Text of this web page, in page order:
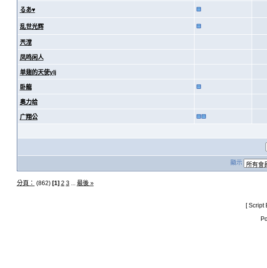
るあ♥
乱世光辉
兲漟
凤鸣闲人
单翅的天使ylj
卧龍
奥力给
广翔公
顯示
分頁： (862) [1] 2 3... 最後 »
[ Script